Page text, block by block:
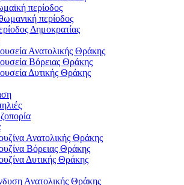
περίοδος
περίοδος
Δημοκρατίας
Ανατολικής Θράκης
Βόρειας Θράκης
Δυτικής Θράκης
Ανατολικής Θράκης
Βόρειας Θράκης
Δυτικής Θράκης
Ανατολικής Θράκης